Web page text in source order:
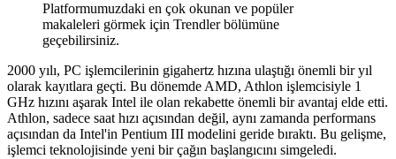
Platformumuzdaki en çok okunan ve popüler
makaleleri görmek için Trendler bölümüne
geçebilirsiniz.
2000 yılı, PC işlemcilerinin gigahertz hızına ulaştığı önemli bir yıl
olarak kayıtlara geçti. Bu dönemde AMD, Athlon işlemcisiyle 1
GHz hızını aşarak Intel ile olan rekabette önemli bir avantaj elde etti.
Athlon, sadece saat hızı açısından değil, aynı zamanda performans
açısından da Intel'in Pentium III modelini geride bıraktı. Bu gelişme,
işlemci teknolojisinde yeni bir çağın başlangıcını simgeledi.